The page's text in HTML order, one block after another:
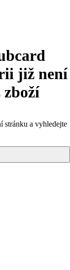
již není
stránku a vyhledejte